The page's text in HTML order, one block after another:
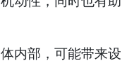
内部，可能带来设